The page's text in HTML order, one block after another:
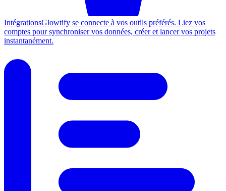
IntégrationsGlowtify se connecte à vos outils préférés. Liez vos
comptes pour synchroniser vos données, créer et lancer vos projets
instantanément.